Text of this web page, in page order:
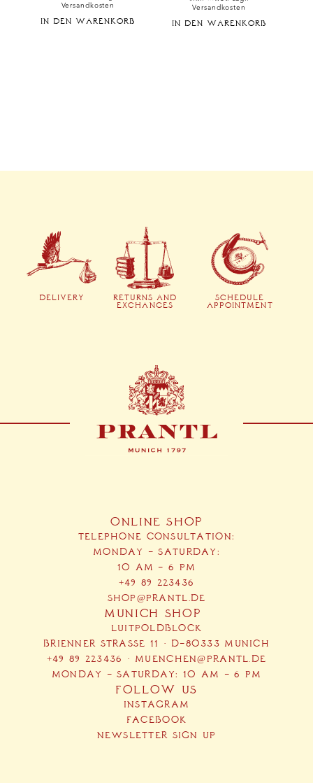
Versandkosten
IN DEN WARENKORB
Versandkosten
IN DEN WARENKORB
DELIVERY
RETURNS AND
EXCHANGES
SCHEDULE
APPOINTMENT
ONLINE SHOP
TELEPHONE CONSULTATION:
MONDAY – SATURDAY:
10 AM – 6 PM
+49 89 223436
SHOP@PRANTL.DE
MUNICH SHOP
LUITPOLDBLOCK
BRIENNER STRASSE 11 · D-80333 MUNICH
+49 89 223436
· MUENCHEN@PRANTL.DE
MONDAY – SATURDAY: 10 AM – 6 PM
FOLLOW US
INSTAGRAM
FACEBOOK
NEWSLETTER SIGN UP